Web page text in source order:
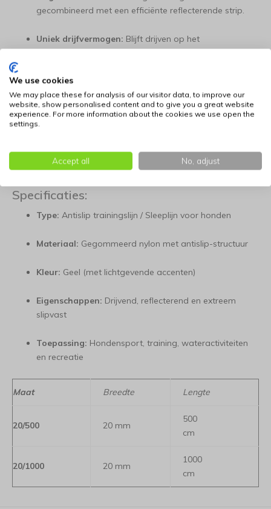
gecombineerd met een efficiënte reflecterende strip.
Uniek drijfvermogen: Blijft drijven op het
wateroppervlak om verstrikking tijdens het zwemmen
Ideaal voor training en sport:De perfecte uitrusting
voor sporthonden, hondentraining en stads- of
boswandelingen.
Duurzaam en robuust:Ontworpen voor intensief
dagelijks gebruik onder alle weersomstandigheden.
Specificaties:
Type: Antislip trainingslijn / Sleeplijn voor honden
Materiaal: Gegommeerd nylon met antislip-structuur
Kleur: Geel (met lichtgevende accenten)
Eigenschappen: Drijvend, reflecterend en extreem
slipvast
Toepassing: Hondensport, training, wateractiviteiten
en recreatie
Maat Breedte Lengte
20/500 20 mm
500
cm
20/1000 20 mm
1000
cm
We use cookies
We may place these for analysis of our visitor data, to improve our
website, show personalised content and to give you a great website
experience. For more information about the cookies we use open the
settings.
Accept all No, adjust